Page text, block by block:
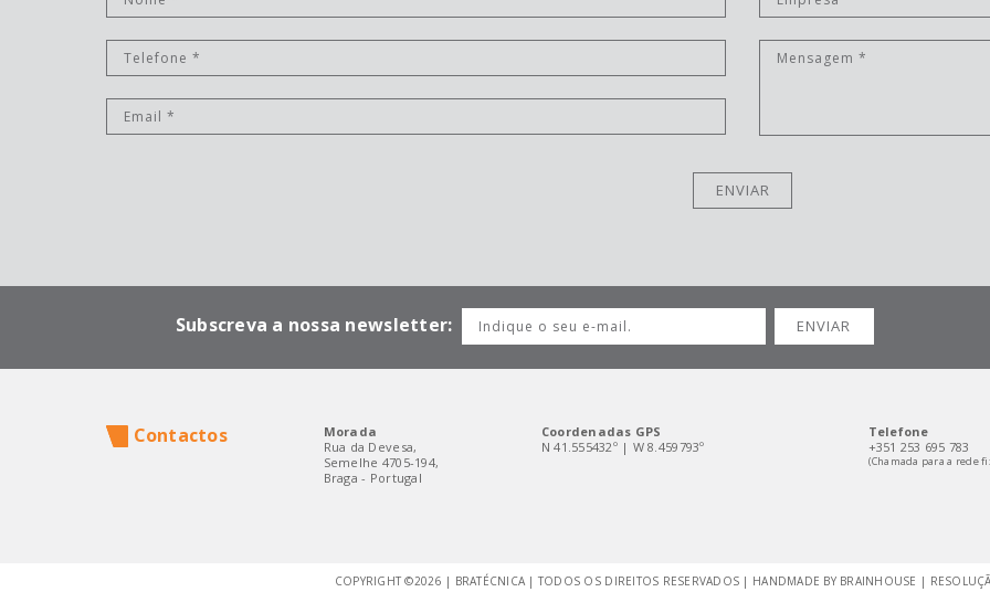
Subscreva a nossa newsletter:
Contactos
Morada
Rua da Devesa,
Semelhe 4705-194,
Braga - Portugal
Coordenadas GPS
N 41.555432º | W 8.459793º
Telefone
+351 253 695 783
(Chamada para a rede
COPYRIGHT ©2026 | BRATÉCNICA | TODOS OS DIREITOS RESERVADOS | HANDMADE BY BRAINHOUSE |